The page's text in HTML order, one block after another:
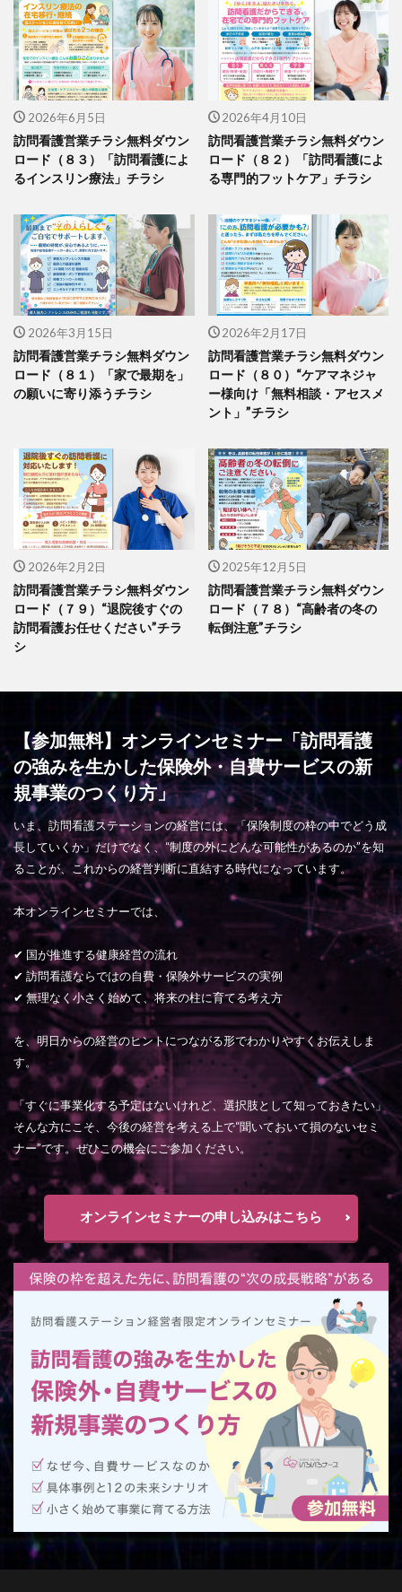
2026年6月5日
訪問看護営業チラシ無料ダウン
ロード（８３）「訪問看護によ
るインスリン療法」チラシ
2026年4月10日
訪問看護営業チラシ無料ダウン
ロード（８２）「訪問看護によ
る専門的フットケア」チラシ
2026年3月15日
訪問看護営業チラシ無料ダウン
ロード（８１）「家で最期を」
の願いに寄り添うチラシ
2026年2月17日
訪問看護営業チラシ無料ダウン
ロード（８０）“ケアマネジャ
ー様向け「無料相談・アセスメ
ント」”チラシ
2026年2月2日
訪問看護営業チラシ無料ダウン
ロード（７９）“退院後すぐの
訪問看護お任せください”チラ
シ
2025年12月5日
訪問看護営業チラシ無料ダウン
ロード（７８）“高齢者の冬の
転倒注意”チラシ
【参加無料】オンラインセミナー「訪問看護
の強みを生かした保険外・自費サービスの新
規事業のつくり方」
いま、訪問看護ステーションの経営には、「保険制度の枠の中でどう成
長していくか」だけでなく、“制度の外にどんな可能性があるのか”を知
ることが、これからの経営判断に直結する時代になっています。
本オンラインセミナーでは、
✔ 国が推進する健康経営の流れ
✔ 訪問看護ならではの自費・保険外サービスの実例
✔ 無理なく小さく始めて、将来の柱に育てる考え方
を、明日からの経営のヒントにつながる形でわかりやすくお伝えしま
す。
「すぐに事業化する予定はないけれど、選択肢として知っておきたい」
そんな方にこそ、今後の経営を考える上で“聞いておいて損のないセミ
ナー”です。ぜひこの機会にご参加ください。
オンラインセミナーの申し込みはこちら